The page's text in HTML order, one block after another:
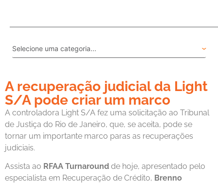
A recuperação judicial da Light
S/A pode criar um marco
A controladora Light S/A fez uma solicitação ao Tribunal
de Justiça do Rio de Janeiro, que, se aceita, pode se
tornar um importante marco paras as recuperações
judiciais.
Assista ao RFAA Turnaround de hoje, apresentado pelo
especialista em Recuperação de Crédito, Brenno